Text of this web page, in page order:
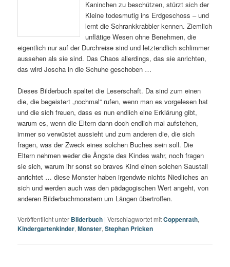
Kaninchen zu beschützen, stürzt sich der
Kleine todesmutig ins Erdgeschoss – und
lernt die Schrankkrabbler kennen. Ziemlich
unflätige Wesen ohne Benehmen, die
eigentlich nur auf der Durchreise sind und letztendlich schlimmer
aussehen als sie sind. Das Chaos allerdings, das sie anrichten,
das wird Joscha in die Schuhe geschoben …
Dieses Bilderbuch spaltet die Leserschaft. Da sind zum einen
die, die begeistert „nochmal“ rufen, wenn man es vorgelesen hat
und die sich freuen, dass es nun endlich eine Erklärung gibt,
warum es, wenn die Eltern dann doch endlich mal aufstehen,
immer so verwüstet aussieht und zum anderen die, die sich
fragen, was der Zweck eines solchen Buches sein soll. Die
Eltern nehmen weder die Ängste des Kindes wahr, noch fragen
sie sich, warum ihr sonst so braves Kind einen solchen Saustall
anrichtet … diese Monster haben irgendwie nichts Niedliches an
sich und werden auch was den pädagogischen Wert angeht, von
anderen Bilderbuchmonstern um Längen übertroffen.
Veröffentlicht unter Bilderbuch |Verschlagwortet mitCoppenrath,
Kindergartenkinder,Monster,Stephan Pricken